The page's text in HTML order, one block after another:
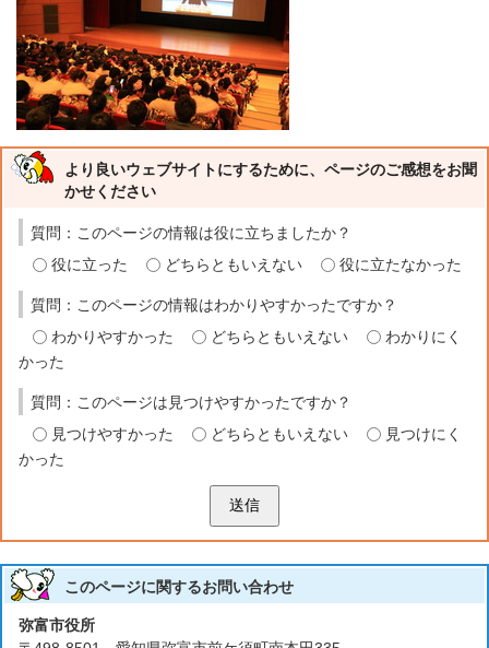
より良いウェブサイトにするために、ページのご感想をお聞
かせください
質問：このページの情報は役に立ちましたか？
役に立った
どちらともいえない 役に立たなかった
質問：このページの情報はわかりやすかったですか？
わかりやすかった
どちらともいえない
わかりにく
かった
質問：このページは見つけやすかったですか？
見つけやすかった
どちらともいえない
見つけにく
かった
送信
このページに関するお問い合わせ
弥富市役所